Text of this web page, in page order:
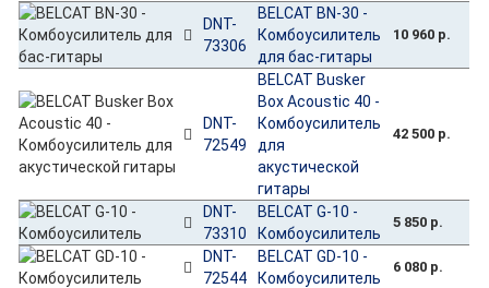
DNT-
73306
BELCAT BN-30 -
Комбоусилитель
для бас-гитары
10 960 р.
DNT-
72549
BELCAT Busker
Box Acoustic 40 -
Комбоусилитель
для
акустической
гитары
42 500 р.
DNT-
73310
BELCAT G-10 -
Комбоусилитель
5 850 р.
DNT-
72544
BELCAT GD-10 -
Комбоусилитель
6 080 р.